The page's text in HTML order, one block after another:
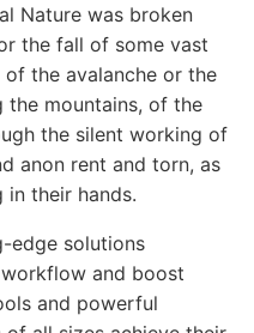
Nature was broken
the fall of some vast
the avalanche or the
the mountains, of the
the silent working of
anon rent and torn, as
their hands.
edge solutions
and boost
and powerful